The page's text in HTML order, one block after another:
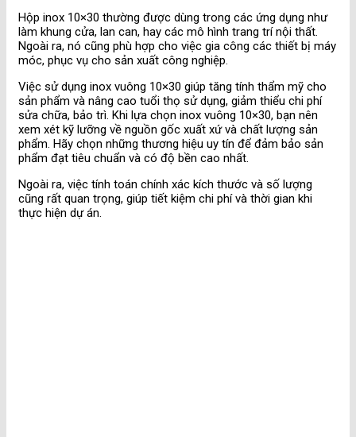
Hộp inox 10×30 thường được dùng trong các ứng dụng như
làm khung cửa, lan can, hay các mô hình trang trí nội thất.
Ngoài ra, nó cũng phù hợp cho việc gia công các thiết bị máy
móc, phục vụ cho sản xuất công nghiệp.
Việc sử dụng inox vuông 10×30 giúp tăng tính thẩm mỹ cho
sản phẩm và nâng cao tuổi thọ sử dụng, giảm thiểu chi phí
sửa chữa, bảo trì. Khi lựa chọn inox vuông 10×30, bạn nên
xem xét kỹ lưỡng về nguồn gốc xuất xứ và chất lượng sản
phẩm. Hãy chọn những thương hiệu uy tín để đảm bảo sản
phẩm đạt tiêu chuẩn và có độ bền cao nhất.
Ngoài ra, việc tính toán chính xác kích thước và số lượng
cũng rất quan trọng, giúp tiết kiệm chi phí và thời gian khi
thực hiện dự án.